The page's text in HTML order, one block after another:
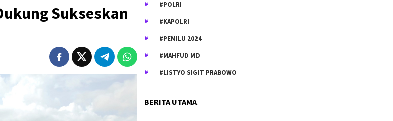
Sukseskan
#POLRI
#KAPOLRI
#PEMILU 2024
#MAHFUD MD
#LISTYO SIGIT PRABOWO
BERITA UTAMA